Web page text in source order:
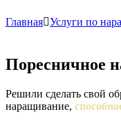
ГлавнаяУслуги по
Поресничное
Решили сделать свой
наращивание,